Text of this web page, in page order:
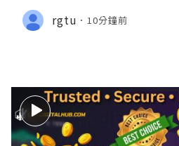
rgtu 10分鐘前